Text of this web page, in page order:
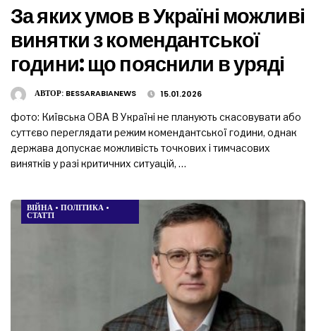
За яких умов в Україні можливі
винятки з комендантської
години: що пояснили в уряді
АВТОР: BESSARABIANEWS 15.01.2026
фото: Київська ОВА В Україні не планують скасовувати або
суттєво переглядати режим комендантської години, однак
держава допускає можливість точкових і тимчасових
винятків у разі критичних ситуацій, …
ВІЙНА • ПОЛІТИКА •
СТАТТІ